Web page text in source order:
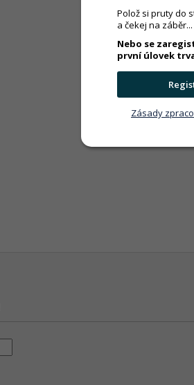
Polož si pruty do
a čekej na záběr...
Nebo se
první úlovek
Zásady